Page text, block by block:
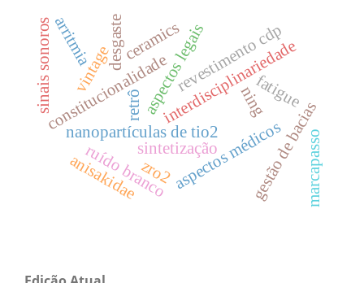
nanopartículas de tio2
ning
constitucionalidadeaspectos legais
aspectos médicos
interdisciplinariedade
desgaste revestimento cdp
vintage
retrô
arritmia
gestão de bacias
sintetização
sinais sonoros
ruído branco
anisakidae marcapasso
ceramics
zro2
fatigue